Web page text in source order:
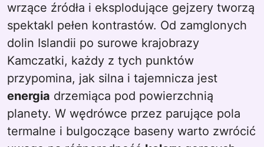
wrzące źródła i eksplodujące gejzery tworzą
spektakl pełen kontrastów. Od zamglonych
dolin Islandii po surowe krajobrazy
Kamczatki, każdy z tych punktów
przypomina, jak silna i tajemnicza jest
energia drzemiąca pod powierzchnią
planety. W wędrówce przez parujące pola
termalne i bulgoczące baseny warto zwrócić